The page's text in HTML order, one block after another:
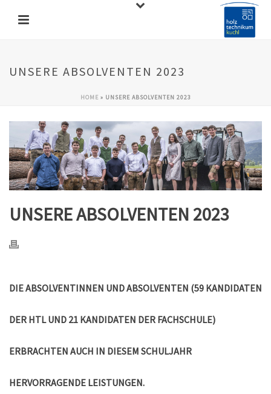
UNSERE ABSOLVENTEN 2023
HOME» UNSERE ABSOLVENTEN 2023
UNSERE ABSOLVENTEN 2023
DIE ABSOLVENTINNEN UND ABSOLVENTEN (59 KANDIDATEN
DER HTL UND 21 KANDIDATEN DER FACHSCHULE)
ERBRACHTEN AUCH IN DIESEM SCHULJAHR
HERVORRAGENDE LEISTUNGEN.